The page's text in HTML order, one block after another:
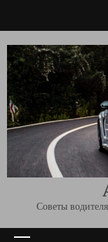
содержимому
Советы